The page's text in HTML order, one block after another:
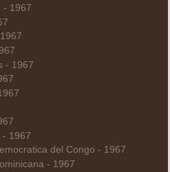
- 1967
- 1967
- 1967
del Congo - 1967
- 1967